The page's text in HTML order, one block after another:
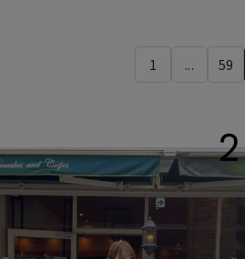
1 ... 59
2